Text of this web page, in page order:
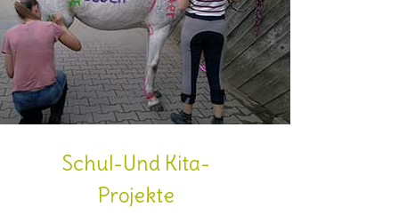
Schul-Und Kita-
Projekte